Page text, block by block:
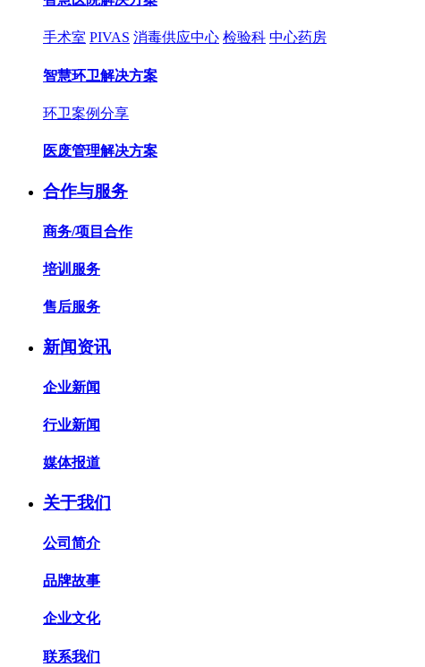
手术室 PIVAS 消毒供应中心 检验科 中心药房
智慧环卫解决方案
环卫案例分享
医废管理解决方案
合作与服务
商务/项目合作
培训服务
售后服务
新闻资讯
企业新闻
行业新闻
媒体报道
关于我们
公司简介
品牌故事
企业文化
联系我们